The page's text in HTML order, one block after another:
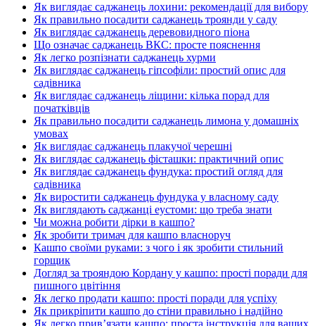
Як виглядає саджанець лохини: рекомендації для вибору
Як правильно посадити саджанець троянди у саду
Як виглядає саджанець деревовидного піона
Що означає саджанець ВКС: просте пояснення
Як легко розпізнати саджанець хурми
Як виглядає саджанець гіпсофіли: простий опис для
садівника
Як виглядає саджанець ліщини: кілька порад для
початківців
Як правильно посадити саджанець лимона у домашніх
умовах
Як виглядає саджанець плакучої черешні
Як виглядає саджанець фісташки: практичний опис
Як виглядає саджанець фундука: простий огляд для
садівника
Як виростити саджанець фундука у власному саду
Як виглядають саджанці еустоми: що треба знати
Чи можна робити дірки в кашпо?
Як зробити тримач для кашпо власноруч
Кашпо своїми руками: з чого і як зробити стильний
горщик
Догляд за трояндою Кордану у кашпо: прості поради для
пишного цвітіння
Як легко продати кашпо: прості поради для успіху
Як прикріпити кашпо до стіни правильно і надійно
Як легко прив’язати кашпо: проста інструкція для ваших